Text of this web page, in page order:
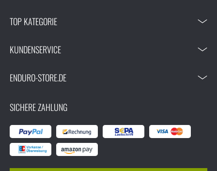
TOP KATEGORIE
KUNDENSERVICE
ENDURO-STORE.DE
SICHERE ZAHLUNG